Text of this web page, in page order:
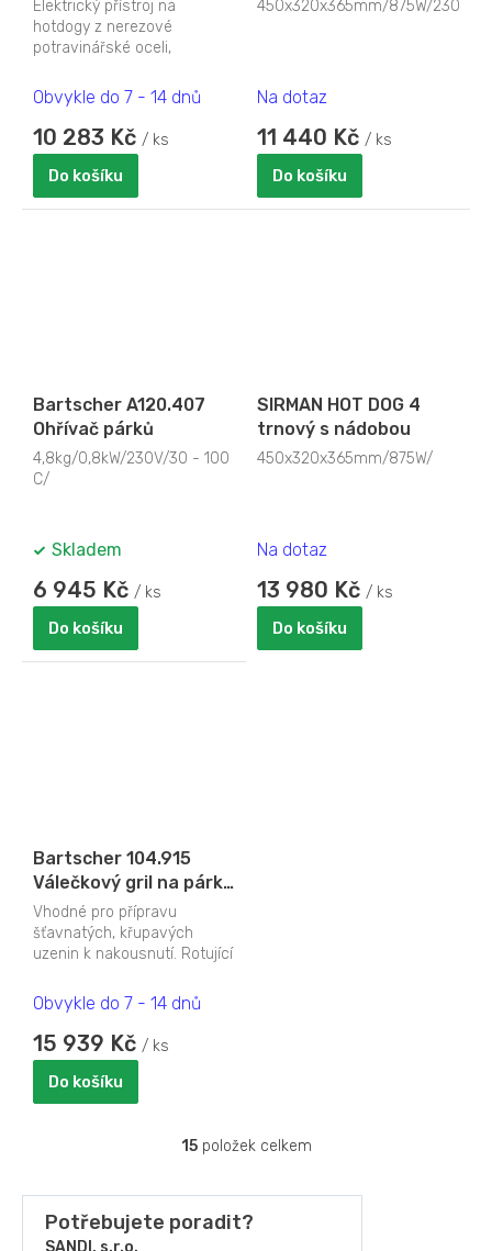
Elektrický přístroj na
hotdogy z nerezové
potravinářské oceli,
mm, 245 (V)mm. Regulace...
Obvykle do 7 - 14 dnů
10 283 Kč / ks
Do košíku
450x320x365mm/875W/230V
Na dotaz
11 440 Kč / ks
Do košíku
Bartscher A120.407
Ohřívač párků
4,8kg/0,8kW/230V/30 - 100
C/
Skladem
6 945 Kč / ks
Do košíku
SIRMAN HOT DOG 4
trnový s nádobou
450x320x365mm/875W/
Na dotaz
13 980 Kč / ks
Do košíku
Bartscher 104.915
Válečkový gril na párky
7180
Vhodné pro přípravu
šťavnatých, křupavých
uzenin k nakousnutí. Rotující
(až pro 18...
Obvykle do 7 - 14 dnů
15 939 Kč / ks
Do košíku
O
l
á
d
15položek celkem
Potřebujete poradit?
SANDI, s.r.o.